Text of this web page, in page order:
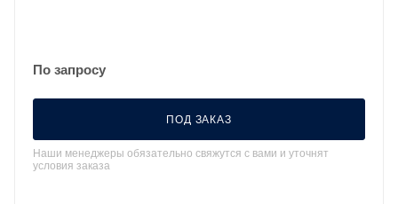
По запросу
ПОД ЗАКАЗ
Наши менеджеры обязательно свяжутся с вами и уточнят
условия заказа